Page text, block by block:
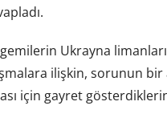
Ukrayna
ilişkin, sorunun bir
için gayret